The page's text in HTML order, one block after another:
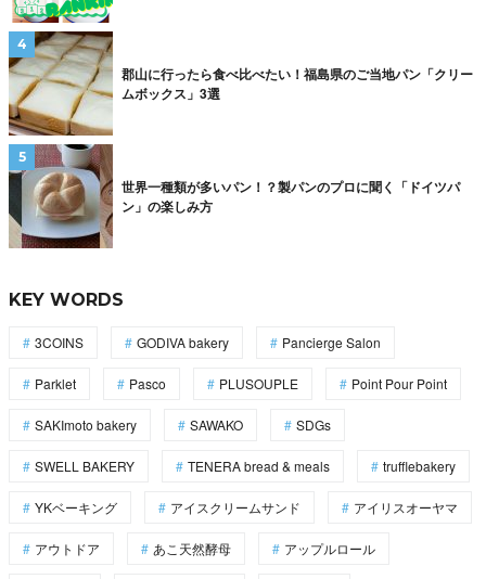
郡山に行ったら食べ比べたい！福島県のご当地パン「クリー
ムボックス」3選
世界一種類が多いパン！？製パンのプロに聞く「ドイツパ
ン」の楽しみ方
KEY WORDS
3COINS GODIVA bakery Pancierge Salon
Parklet Pasco PLUSOUPLE Point Pour Point
SAKImoto bakery SAWAKO SDGs
SWELL BAKERY TENERA bread & meals trufflebakery
YKベーキング アイスクリームサンド アイリスオーヤマ
アウトドア あこ天然酵母 アップルロール